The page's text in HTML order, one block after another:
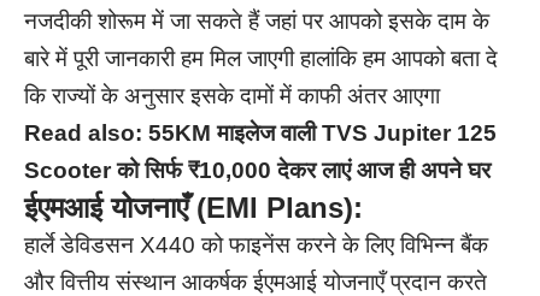
नजदीकी शोरूम में जा सकते हैं जहां पर आपको इसके दाम के
बारे में पूरी जानकारी हम मिल जाएगी हालांकि हम आपको बता दे
कि राज्यों के अनुसार इसके दामों में काफी अंतर आएगा
Read also: 55KM माइलेज वाली TVS Jupiter 125
Scooter को सिर्फ ₹10,000 देकर लाएं आज ही अपने घर
ईएमआई योजनाएँ (EMI Plans):
हार्ले डेविडसन X440 को फाइनेंस करने के लिए विभिन्न बैंक
और वित्तीय संस्थान आकर्षक ईएमआई योजनाएँ प्रदान करते